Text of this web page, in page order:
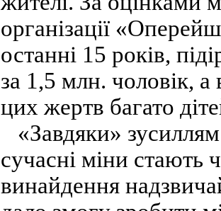
організації
останні 15 років,
за 1,5 млн. чоловік, а
цих жертв багато
«Завдяки» зусиллям
сучасні міни стають
винайдення